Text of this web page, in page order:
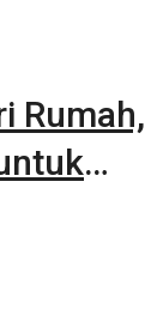
Rumah,